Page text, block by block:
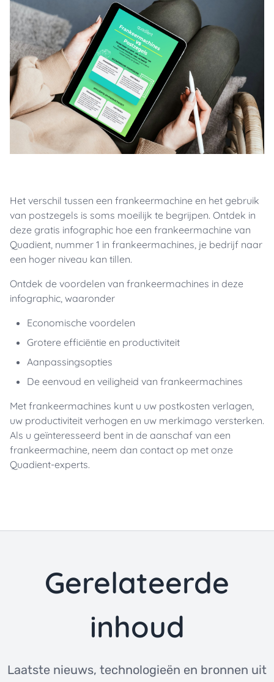
Het verschil tussen een frankeermachine en het gebruik
van postzegels is soms moeilijk te begrijpen. Ontdek in
deze gratis infographic hoe een frankeermachine van
Quadient, nummer 1 in frankeermachines, je bedrijf naar
een hoger niveau kan tillen.
Ontdek de voordelen van frankeermachines in deze
infographic, waaronder
Economische voordelen
Grotere efficiëntie en productiviteit
Aanpassingsopties
De eenvoud en veiligheid van frankeermachines
Met frankeermachines kunt u uw postkosten verlagen,
uw productiviteit verhogen en uw merkimago versterken.
Als u geïnteresseerd bent in de aanschaf van een
frankeermachine, neem dan contact op met onze
Quadient-experts.
Gerelateerde
inhoud
Laatste nieuws, technologieën en bronnen uit